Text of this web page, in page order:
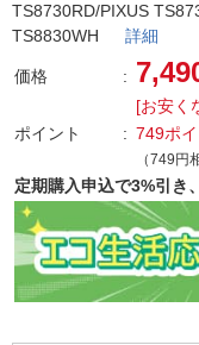
TS8730RD/PIXUS
TS8830WH 詳細
価格
[お安く
ポイント
749ポイ
（749円
定期購入申込で3%引